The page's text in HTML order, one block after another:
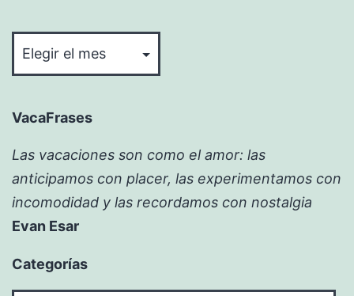
VacaFrases
Las vacaciones son como el amor: las
anticipamos con placer, las experimentamos con
incomodidad y las recordamos con nostalgia
Evan Esar
Categorías